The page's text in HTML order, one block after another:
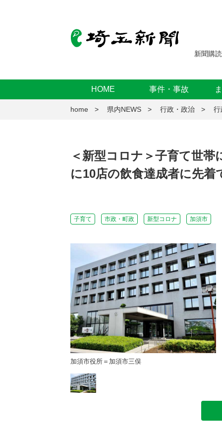
新聞購読
HOME 事件・事故
home 県内NEWS 行政・政治 行
＜新型コロナ＞子育て世
に10店の飲食達成者に先着
子育て 市政・町政 新型コロナ 加須市
加須市役所＝加須市三俣